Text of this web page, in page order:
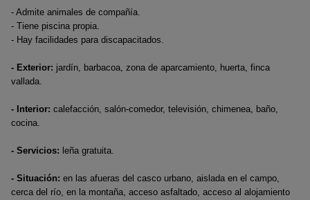
- Admite animales de compañía.
- Tiene piscina propia.
- Hay facilidades para discapacitados.
- Exterior: jardín, barbacoa, zona de aparcamiento, huerta, finca
vallada.
- Interior: calefacción, salón-comedor, televisión, chimenea, baño,
cocina.
- Servicios: leña gratuita.
- Situación: en las afueras del casco urbano, aislada en el campo,
cerca del río, en la montaña, acceso asfaltado, acceso al alojamiento